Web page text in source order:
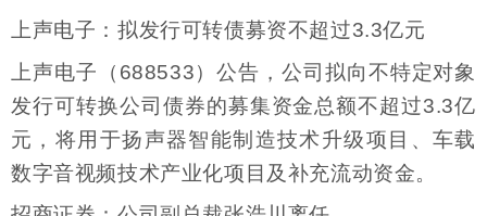
上声电子：拟发行可转债募资不超过3.3亿元
上声电子（688533）公告，公司拟向不特定对象
发行可转换公司债券的募集资金总额不超过3.3亿
元，将用于扬声器智能制造技术升级项目、车载
数字音视频技术产业化项目及补充流动资金。